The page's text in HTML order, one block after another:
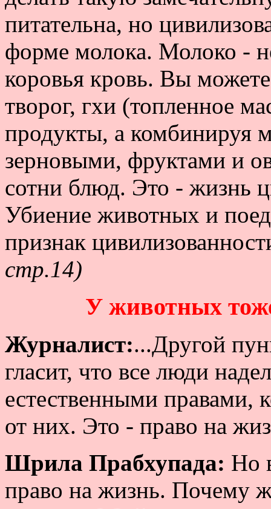
питательна, но
форме молока. Молоко -
коровья кровь. Вы
творог, гхи (топленное
продукты, а комбинируя
зерновыми, фруктами и
сотни блюд. Это - жизнь
Убиение животных и
признак
стр.14)
У животных
Журналист:...Другой
гласит, что все люди
естественными правами,
от них. Это - право на
Шрила Прабхупада: Но
право на жизнь. Почему